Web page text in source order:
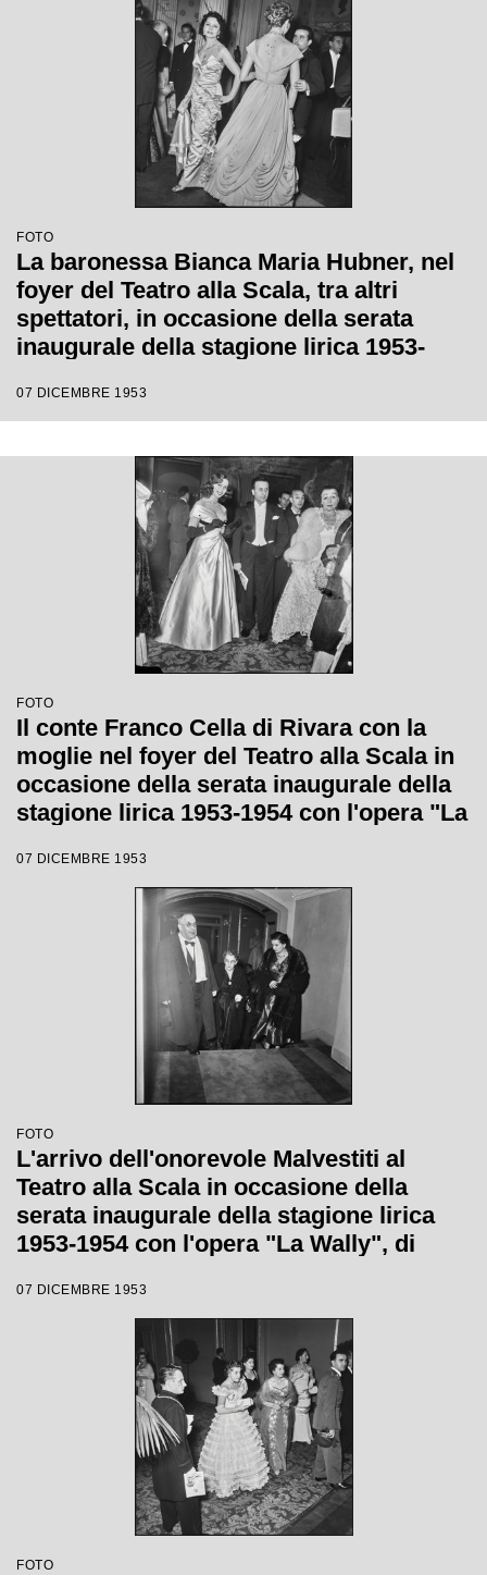
FOTO
La baronessa Bianca Maria Hubner, nel
foyer del Teatro alla Scala, tra altri
spettatori, in occasione della serata
inaugurale della stagione lirica 1953-
Catalani, diretta da Carlo Maria Giulini,
07 DICEMBRE 1953
FOTO
Il conte Franco Cella di Rivara con la
moglie nel foyer del Teatro alla Scala in
occasione della serata inaugurale della
stagione lirica 1953-1954 con l'opera "La
Carlo Maria Giulini, con la regia di
Tatiana Pavlova
07 DICEMBRE 1953
FOTO
L'arrivo dell'onorevole Malvestiti al
Teatro alla Scala in occasione della
serata inaugurale della stagione lirica
1953-1954 con l'opera "La Wally", di
Giulini, con la regia di Tatiana Pavlova
07 DICEMBRE 1953
FOTO